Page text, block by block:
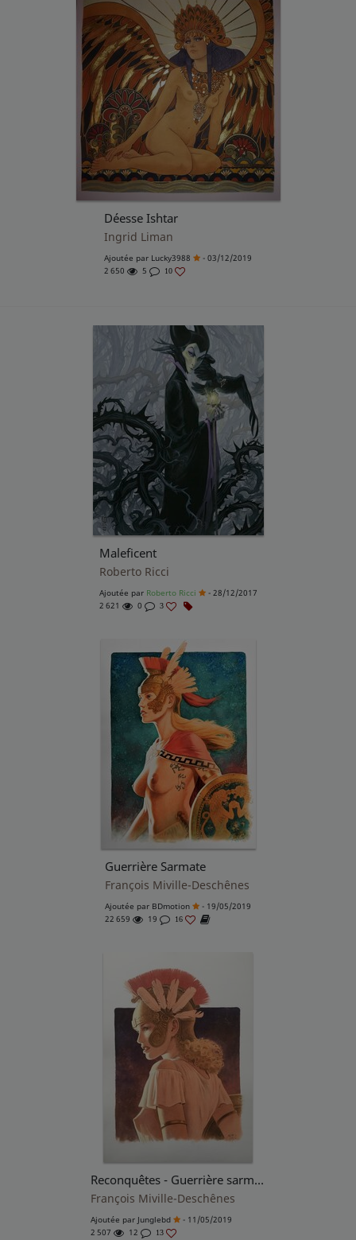
Déesse Ishtar
Ingrid Liman
Ajoutée par Lucky3988
- 03/12/2019
2 650
5 10
Maleficent
Roberto Ricci
Ajoutée par Roberto Ricci
- 28/12/2017
2 621
0 3
Guerrière Sarmate
François Miville-Deschênes
Ajoutée par BDmotion
- 19/05/2019
22 659
19 16
Reconquêtes - Guerrière sarmate
François Miville-Deschênes
Ajoutée par Junglebd
- 11/05/2019
2 507
12 13